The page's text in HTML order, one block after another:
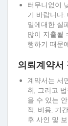
터무니없이
기 바랍니다.
일에대한 실
많이 지출될
행하기 때문
의뢰계약서
계약서는 서
취, 그리고
을 수 있는
적, 비용, 기
후 사인 및